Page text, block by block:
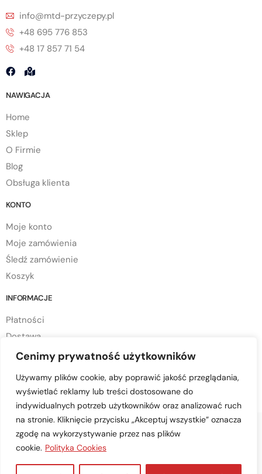
Cenimy prywatność użytkowników
Używamy plików cookie, aby poprawić jakość przeglądania,
wyświetlać reklamy lub treści dostosowane do
indywidualnych potrzeb użytkowników oraz analizować ruch
na stronie. Kliknięcie przycisku „Akceptuj wszystkie” oznacza
zgodę na wykorzystywanie przez nas plików
cookie. Polityka Cookies
info@mtd-przyczepy.pl
+48 695 776 853
+48 17 857 71 54
NAWIGACJA
Home
Sklep
O Firmie
Blog
Obsługa klienta
KONTO
Moje konto
Moje zamówienia
Śledź zamówienie
Koszyk
INFORMACJE
Płatności
Dostawa
Regulamin sklepu
Polityka cookies